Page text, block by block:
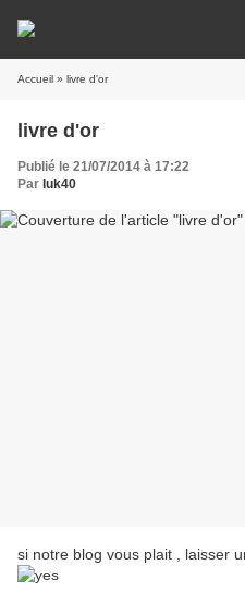
Accueil » livre d'or
livre d'or
Publié le 21/07/2014 à 17:22
Par luk40
si notre blog vous plait , laisser